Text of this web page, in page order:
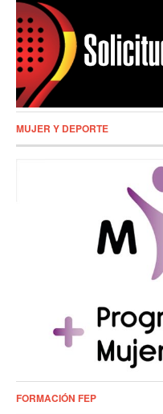
MUJER Y DEPORTE
FORMACIÓN FEP